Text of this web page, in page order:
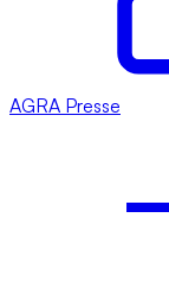
AGRA Presse